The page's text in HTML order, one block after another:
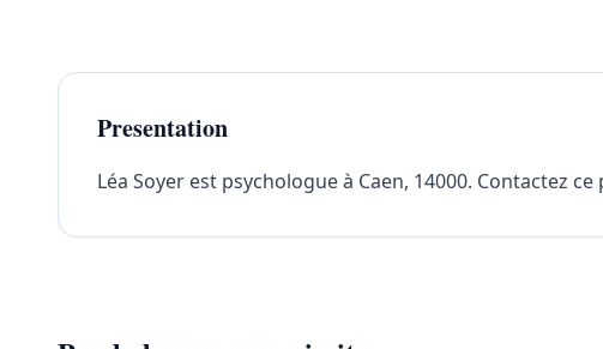
Presentation
Léa Soyer est psychologue à Caen, 14000. Contactez